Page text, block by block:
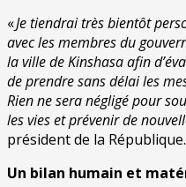
«Je tiendrai très bientôt
avec les membres du
la ville de Kinshasa afin
de prendre sans délai les
Rien ne sera négligé pour
les vies et prévenir de
président de la République.
Un bilan humain et